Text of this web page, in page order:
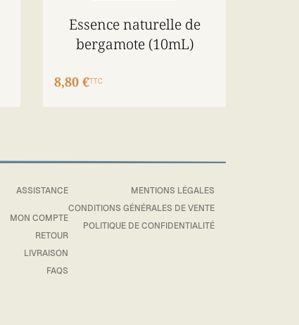
Essence naturelle de
bergamote (10mL)
8,80 €TTC
ASSISTANCE
MON COMPTE
RETOUR
LIVRAISON
FAQS
MENTIONS LÉGALES
CONDITIONS GÉNÉRALES DE VENTE
POLITIQUE DE CONFIDENTIALITÉ